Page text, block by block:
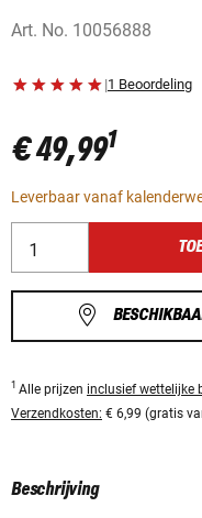
Art. No. 10056888
|1 Beoordeling
€ 49,991
Leverbaar vanaf
1 Alle prijzen inclusief wettelijke
Verzendkosten: € 6,99 (gratis
Beschrijving